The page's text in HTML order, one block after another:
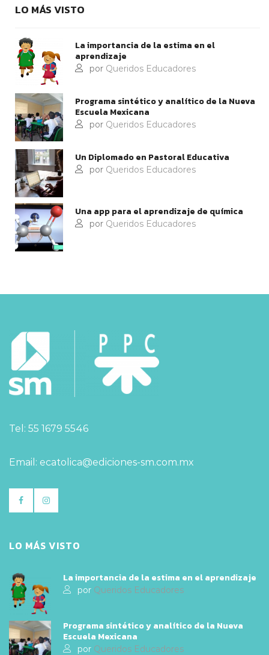
LO MÁS VISTO
La importancia de la estima en el
aprendizaje
por Queridos Educadores
Programa sintético y analítico de la Nueva
Escuela Mexicana
por Queridos Educadores
Un Diplomado en Pastoral Educativa
por Queridos Educadores
Una app para el aprendizaje de química
por Queridos Educadores
Tel: 55 1679 5546
Email: ecatolica@ediciones-sm.com.mx
LO MÁS VISTO
La importancia de la estima en el aprendizaje
por Queridos Educadores
Programa sintético y analítico de la Nueva
Escuela Mexicana
por Queridos Educadores